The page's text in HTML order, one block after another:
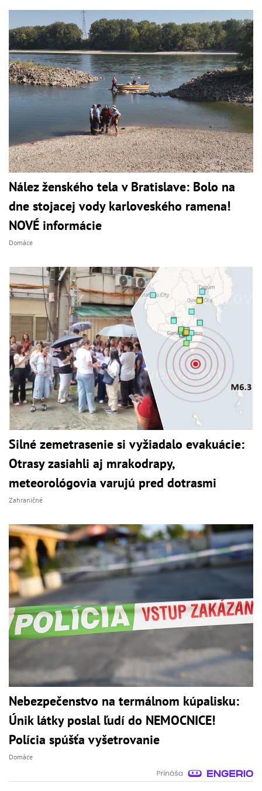
Nález ženského tela v Bratislave: Bolo na
dne stojacej vody karloveského ramena!
NOVÉ informácie
Domáce
Silné zemetrasenie si vyžiadalo evakuácie:
Otrasy zasiahli aj mrakodrapy,
meteorológovia varujú pred dotrasmi
Zahraničné
Nebezpečenstvo na termálnom kúpalisku:
Únik látky poslal ľudí do NEMOCNICE!
Polícia spúšťa vyšetrovanie
Domáce